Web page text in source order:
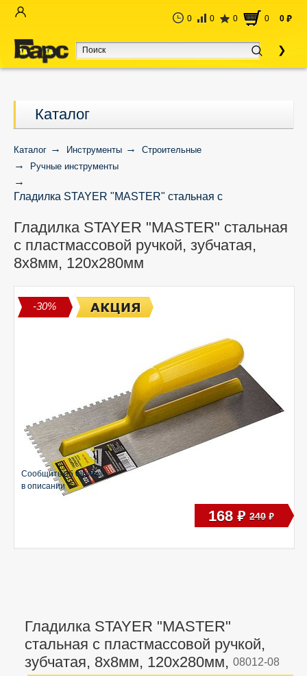
0 0 0 0 0 руб
Каталог
Каталог Инструменты
Строительные
Ручные инструменты
Гладилка STAYER "MASTER" стальная с
Гладилка STAYER "MASTER" стальная
с пластмассовой ручкой, зубчатая,
8х8мм, 120х280мм
-30%
Гладилка STAYER "MASTER"
стальная с пластмассовой ручкой,
зубчатая, 8х8мм, 120х280мм, 08012-08
Сообщить об ошибке
в описании
168 руб 240 руб